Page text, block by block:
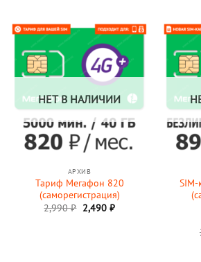
НЕТ В НАЛИЧИИ
АРХИВ
Тариф Мегафон 820
(саморегистрация)
2,990₽ Первоначальная
цена
2,490 ₽Текущая